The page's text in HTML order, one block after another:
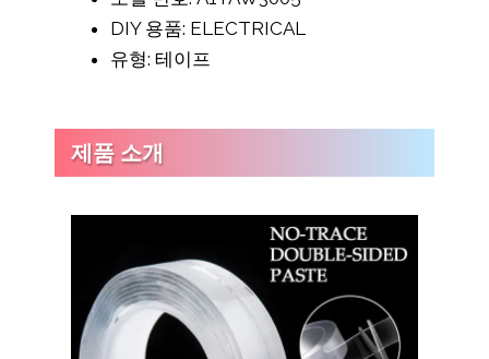
DIY 용품: ELECTRICAL
유형: 테이프
제품 소개